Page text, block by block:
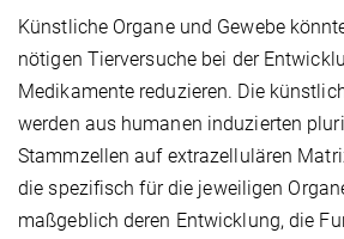
Künstliche Organe und Gewebe
nötigen Tierversuche bei der
Medikamente reduzieren. Die
werden aus humanen induzierten
Stammzellen auf extrazellulären
die spezifisch für die jeweiligen
maßgeblich deren Entwicklung, die